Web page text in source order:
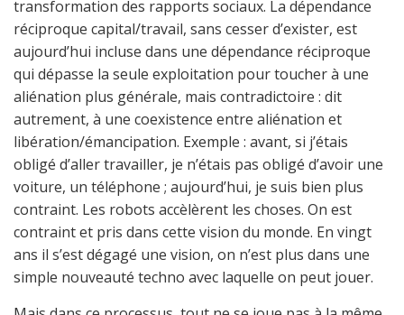
transformation des rapports sociaux. La dépendance
réciproque capital/travail, sans cesser d’exister, est
aujourd’hui incluse dans une dépendance réciproque
qui dépasse la seule exploitation pour toucher à une
aliénation plus générale, mais contradictoire : dit
autrement, à une coexistence entre aliénation et
libération/émancipation. Exemple : avant, si j’étais
obligé d’aller travailler, je n’étais pas obligé d’avoir une
voiture, un téléphone ; aujourd’hui, je suis bien plus
contraint. Les robots accèlèrent les choses. On est
contraint et pris dans cette vision du monde. En vingt
ans il s’est dégagé une vision, on n’est plus dans une
simple nouveauté techno avec laquelle on peut jouer.